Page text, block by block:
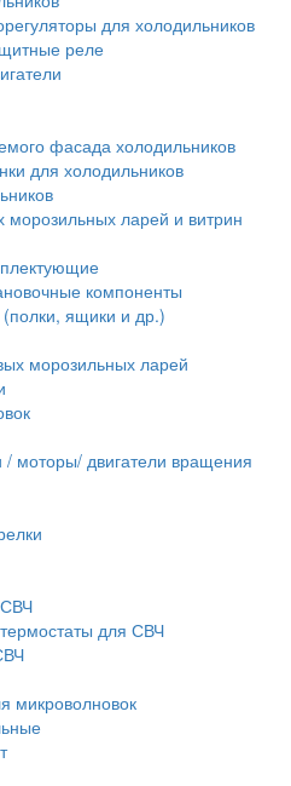
для холодильников
реле
фасада холодильников
для холодильников
морозильных ларей и витрин
компоненты
ящики и др.)
морозильных ларей
моторы/ двигатели вращения
для СВЧ
микроволновок